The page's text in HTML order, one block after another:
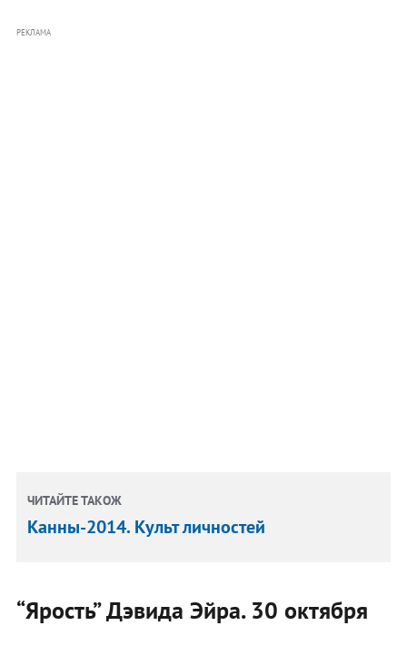
РЕКЛАМА
ЧИТАЙТЕ ТАКОЖ
Канны-2014. Культ личностей
“Ярость” Дэвида Эйра. 30 октября